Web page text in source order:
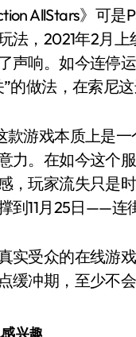
AllStars》可
法，2021年2月
声响。如今连停
的做法，在索尼这
款游戏本质上是
力。在如今这个
，玩家流失只是
到11月25日——连
实受众的在线游
缓冲期，至少不